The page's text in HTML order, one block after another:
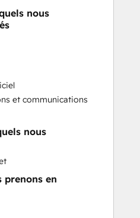
Alignment
Training
nous
et communications
nous
prenons en